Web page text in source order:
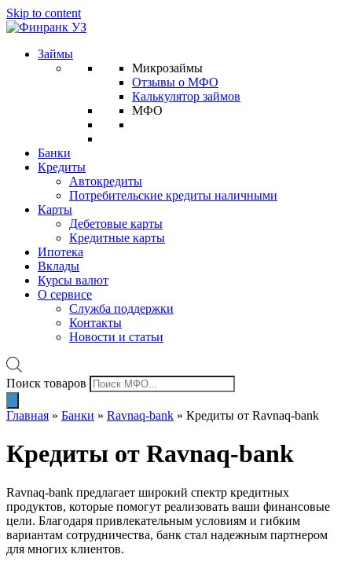
Skip to content
Займы
Микрозаймы
Отзывы о МФО
Калькулятор займов
МФО
Банки
Кредиты
Автокредиты
Потребительские кредиты наличными
Карты
Дебетовые карты
Кредитные карты
Ипотека
Вклады
Курсы валют
О сервисе
Служба поддержки
Контакты
Новости и статьи
Поиск товаров
Главная » Банки » Ravnaq-bank » Кредиты от Ravnaq-bank
Кредиты от Ravnaq-bank
Ravnaq-bank предлагает широкий спектр кредитных
продуктов, которые помогут реализовать ваши финансовые
цели. Благодаря привлекательным условиям и гибким
вариантам сотрудничества, банк стал надежным партнером
для многих клиентов.